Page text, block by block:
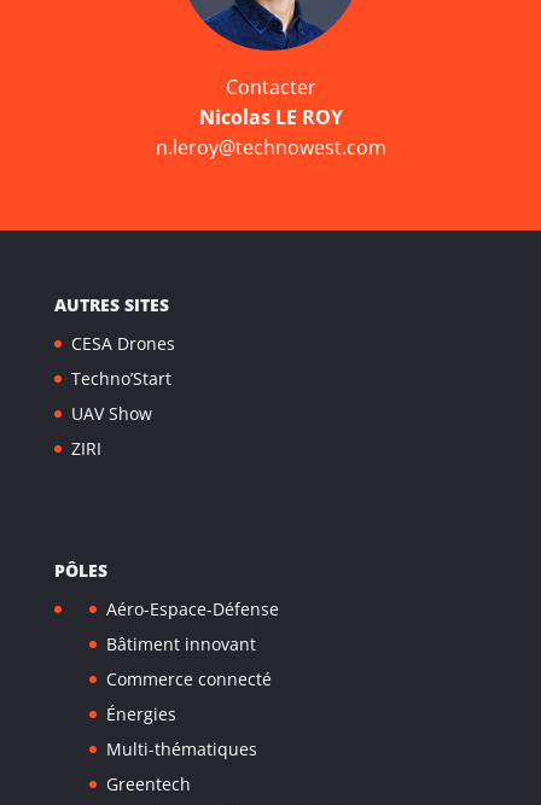
Contacter
Nicolas LE ROY
n.leroy@technowest.com
AUTRES SITES
CESA Drones
Techno’Start
UAV Show
ZIRI
PÔLES
Aéro-Espace-Défense
Bâtiment innovant
Commerce connecté
Énergies
Multi-thématiques
Greentech